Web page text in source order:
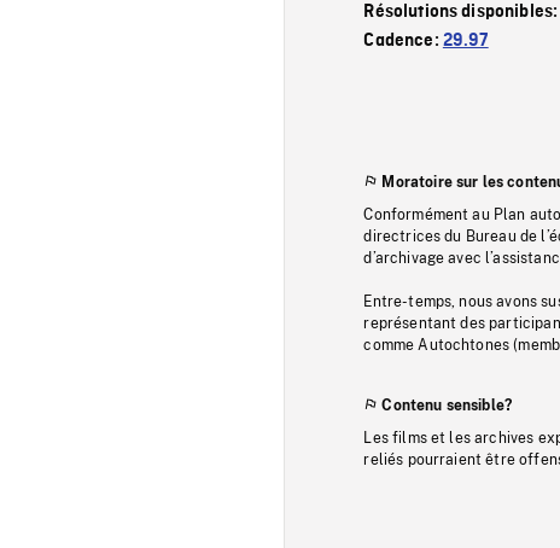
Résolutions
Cadence: 29.97
Moratoire sur les
Conformément au Plan
directrices du Bureau de
d’archivage avec
Entre-temps, nous avons
représentant des
comme Autochtones
Contenu sensible?
Les films et les archives
reliés pourraient être